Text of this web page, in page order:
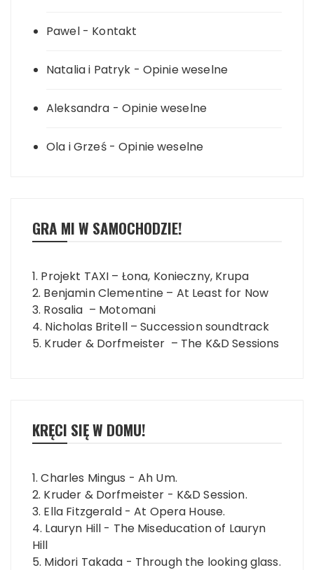
Pawel- Kontakt
Natalia i Patryk - Opinie weselne
Aleksandra - Opinie weselne
Ola i Grześ-Opinie weselne
GRA MI W SAMOCHODZIE!
1. Projekt TAXI – Łona, Konieczny, Krupa
2. Benjamin Clementine – At Least for Now
3. Rosalia – Motomani
4. Nicholas Britell – Succession soundtrack
5. Kruder & Dorfmeister – The K&D Sessions
KRĘCI SIĘ W DOMU!
1. Charles Mingus - Ah Um.
2. Kruder & Dorfmeister - K&D Session.
3. Ella Fitzgerald - At Opera House.
4. Lauryn Hill - The Miseducation of Lauryn
Hill
5. Midori Takada - Through the looking glass.